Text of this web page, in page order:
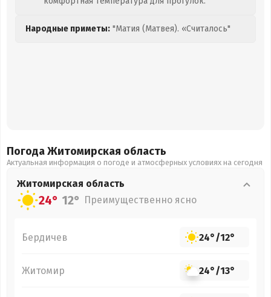
Народные приметы: "Матия (Матвея). «Считалось"
Погода Житомирская область
Актуальная информация о погоде и атмосферных условиях на сегодня
Житомирская область
24° 12° Преимущественно ясно
Бердичев 24°/12°
Житомир 24°/13°